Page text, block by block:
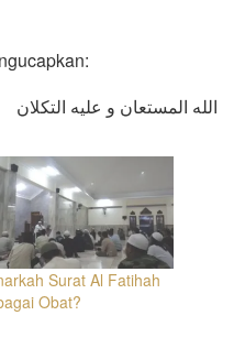
الله المستعان و عليه التكلان
Surat Al Fatihah
Obat?